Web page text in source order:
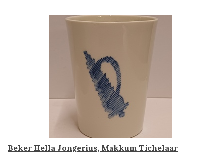
Beker Hella Jongerius, Makkum Tichelaar